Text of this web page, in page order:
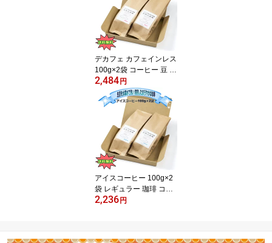
こだわり 飲みやすい ド
リップコーヒー コク お
うちカフェ プレゼント
ギフト
デカフェ カフェインレス
100g×2袋 コーヒー 豆 粉
お試し 美味しい ノンカ
フェ コク こだわり まろ
やか 酸味ない 水素水 煎
りたて 挽きたて 眠れる
安心 妊婦さん 授乳 利尿
作用なし カフェイン取り
たくない ブラック 眠れ
ない方
2,484円
アイスコーヒー 100g×2
袋 レギュラー 珈琲 コー
ヒー 美味しい アイス ス
2,236円